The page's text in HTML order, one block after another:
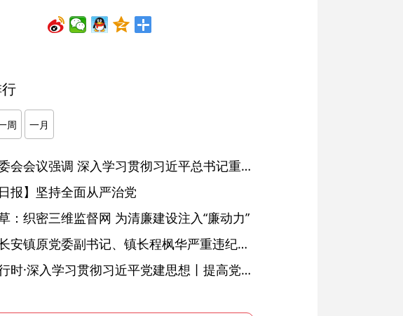
周 一月
省委常委会会议强调 深入学习贯彻习近平总书记重要讲话精神 以高质量党建引领高质量发展 梁言顺主持并讲话
日报】坚持全面从严治党
：织密三维监督网 为清廉建设注入“廉动力”
绩溪县长安镇原党委副书记、镇长程枫华严重违纪违法被开除党籍和公职
学习进行时·深入学习贯彻习近平党建思想丨提高党的战斗力的法宝